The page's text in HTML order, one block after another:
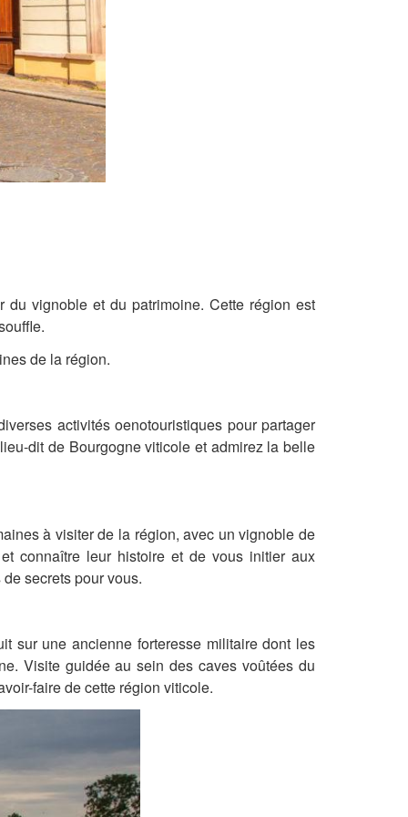
vignoble et du patrimoine. Cette région est
de la région.
activités oenotouristiques pour partager
dit de Bourgogne viticole et admirez la belle
à visiter de la région, avec un vignoble de
connaître leur histoire et de vous initier aux
secrets pour vous.
sur une ancienne forteresse militaire dont les
Visite guidée au sein des caves voûtées du
faire de cette région viticole.